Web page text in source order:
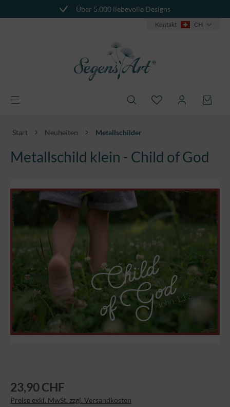
Über 5.000 liebevolle Designs
Kontakt CH
Start Neuheiten Metallschilder
Metallschild klein - Child of God
23,90 CHF
Preise exkl. MwSt. zzgl. Versandkosten